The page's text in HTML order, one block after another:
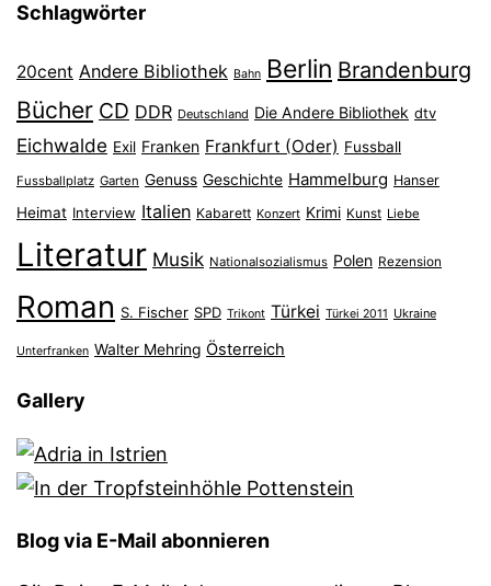
Schlagwörter
20cent Andere Bibliothek Bahn Berlin Brandenburg
Bücher CD DDR Deutschland Die Andere Bibliothek dtv
Eichwalde Exil Franken Frankfurt (Oder) Fussball
Fussballplatz Garten Genuss Geschichte Hammelburg Hanser
Heimat Interview Italien Kabarett Konzert Krimi Kunst Liebe
Literatur Musik Nationalsozialismus Polen Rezension
Roman S. Fischer SPD Trikont Türkei Türkei 2011 Ukraine
Unterfranken Walter Mehring Österreich
Gallery
Blog via E-Mail abonnieren